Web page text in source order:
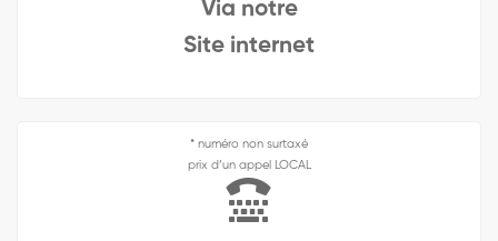
Via notre
Site internet
* numéro non surtaxé
prix d’un appel LOCAL